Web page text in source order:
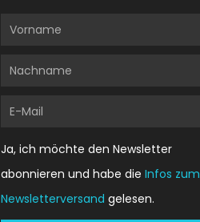
Vorname
Nachname
E-
Ja, ich möchte den Newsletter
abonnieren und habe die Infos zum
Newsletterversand gelesen.